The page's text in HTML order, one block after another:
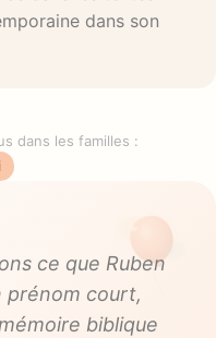
dans son
dans les familles :
ce que Ruben
prénom court,
biblique